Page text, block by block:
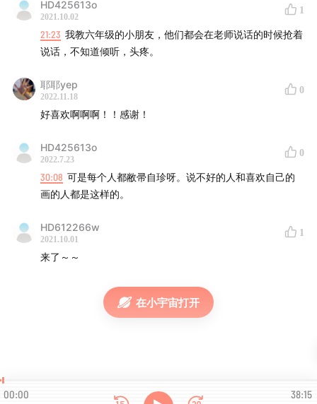
Sunrise at Las Ramblas
这里是我们在 Epidemic Sound 的
喜欢 momo 也可以在
的精彩节目。
爱发电上赞助
HD425613o
2021.10.02
1
21:23 我教六年级的小朋友，他们都会在老师说话的时候抢着
说话，不知道倾听，头疼。
耶耶yep
2022.11.18
0
好喜欢啊啊啊！！感谢！
HD425613o
2022.7.23
0
30:08 可是每个人都敝帚自珍呀。说不好的人和喜欢自己的
画的人都是这样的。
HD612266w
2021.10.01
1
来了～～
在小宇宙打开
00:00 38:15